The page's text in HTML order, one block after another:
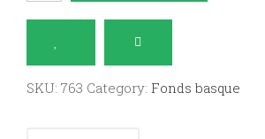
vasca
actual
SKU: 763 Category: Fonds basque